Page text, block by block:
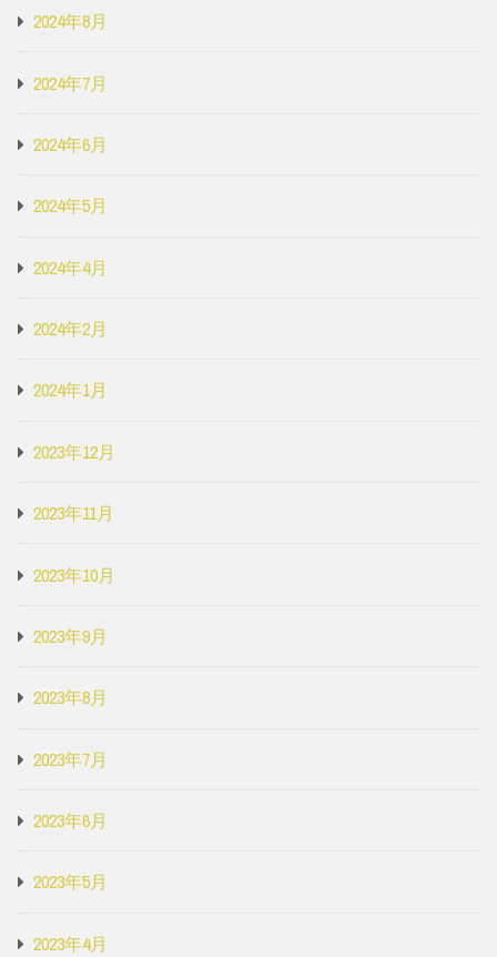
2024年8月
2024年7月
2024年6月
2024年5月
2024年4月
2024年2月
2024年1月
2023年12月
2023年11月
2023年10月
2023年9月
2023年8月
2023年7月
2023年6月
2023年5月
2023年4月